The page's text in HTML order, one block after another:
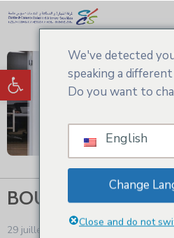
Ouvrir la barre
Accueil
CCIS.SM
Actualités
Services
Adhésion
Médiathèque
BOULBAZ
29 juillet - 2024 9:54 am
We've detected
speaking a
Do you want to
English
Change
Close and do not